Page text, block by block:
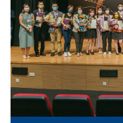
员
获
颁
长